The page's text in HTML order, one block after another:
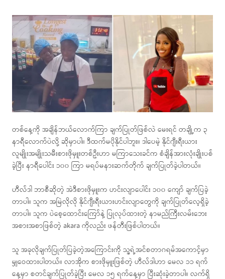
တစ်နေ့ကို အချိန်ဘယ်လောက်ကြာ ချက်ပြုတ်ဖြစ်လဲ မေးရင် တချို့က ၃
နာရီလောက်ပဲလို့ ဆိုမှာပါ။ ဒီထက်မပိုနိုင်ပါဘူး။ ဒါပေမဲ့ နိုင်ဂျီးရီးယား
လူမျိုးအမျိုးသမီးစားဖိုမှူးတစ်ဦးဟာ မကြာသေးခင်က စံချိန်အားလုံးချိုးပစ်
ခဲ့ပြီး နာရီပေါင်း ၁၀၀ ကြာ မရပ်မနားဆက်တိုက် ချက်ပြုတ်ခဲ့ပါတယ်။
ဟီလ်ဒါ ဘာစီဆိုတဲ့ အဲဒီစားဖိုမှူးက ဟင်းလျာပေါင်း ၁၀၀ ကျော် ချက်ပြခဲ့
တာပါ။ သူက အမြဲလိုလို နိုင်ဂျီးရီးယားဟင်းလျာတွေကို ချက်ပြုတ်လေ့ရှိခဲ့
တာပါ။ သူက ပဲစေ့ထောင်းကြော်နဲ့ ပြုလုပ်ထားတဲ့ နာမည်ကြီးလမ်းဘေး
အစားအစာဖြစ်တဲ့ akara ကိုလည်း ဖန်တီးဖြစ်ပါတယ်။
သူ အခုလိုချက်ပြုတ်ပြခဲ့တဲ့အကြောင်းကို သူ့ရဲ့အင်စတာဂရမ်အကောင့်မှာ
မျှဝေထားပါတယ်။ လာအိုက စားဖိုမှူးဖြစ်တဲ့ ဟီလ်ဒါဟာ မေလ ၁၁ ရက်
နေ့မှာ စတင်ချက်ပြုတ်ခဲ့ပြီး မေလ ၁၅ ရက်နေ့မှာ ပြီးဆုံးခဲ့တာပါ။ လက်ရှိ